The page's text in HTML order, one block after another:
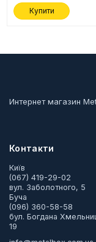
Купити
Интернет магазин
Контакти
Київ
(067) 419-29-02
вул. Заболотного, 5
Буча
(096) 360-58-58
бул. Богдана
19